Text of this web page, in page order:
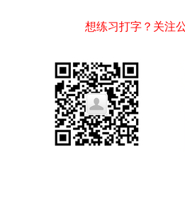
想练习打字？关注